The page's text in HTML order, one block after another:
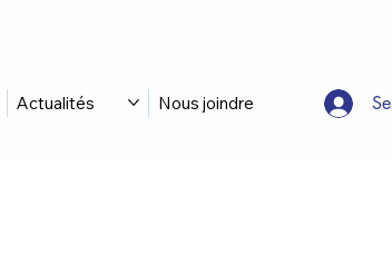
Actualités Nous joindre